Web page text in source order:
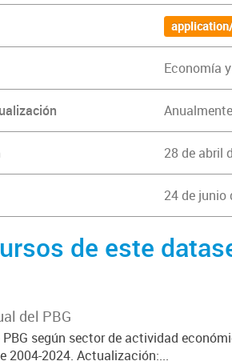
Economía
Anualmente
28 de abril
24 de junio
de este
del PBG
PBG según sector de actividad
2004-2024. Actualización:...